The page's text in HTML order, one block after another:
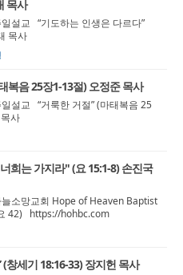
목사
설교 “기도하는 인생은 다르다”
목사
복음 25장1-13절) 오정준 목사
설교 “거룩한 거절” (마태복음 25
사
희는 가지라" (요 15:1-8) 손진국
소망교회 Hope of Heaven Baptist
요 42) https://hohbc.com
(창세기 18:16-33) 장지헌 목사